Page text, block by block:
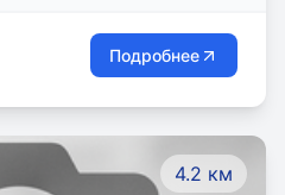
Подробнее
4.2 км